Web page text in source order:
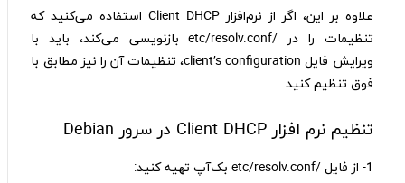
علاوه ‌بر ‌این، اگر از نرم‌افزار Client DHCP استفاده می‌کنید که
تنظیمات را در /etc/resolv.conf بازنویسی می‌کند، باید با
ویرایش فایل client’s configuration، تنظیمات آن را نیز مطابق با
فوق تنظیم کنید.
تنظیم نرم افزار Client DHCP در سرور Debian
1- از فایل /etc/resolv.conf بک‌آپ تهیه کنید: